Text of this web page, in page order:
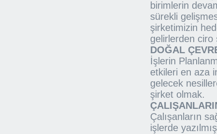
birimlerin
sürekli
şirketimizin
gelirlerden ciro
DOĞAL
İşlerin
etkileri en aza
gelecek
şirket olmak.
Çalışanların
işlerde